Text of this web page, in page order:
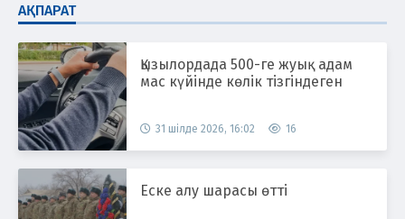
АҚПАРАТ
Қызылордада 500-ге жуық адам
мас күйінде көлік тізгіндеген
31 шілде 2026, 16:02 16
Еске алу шарасы өтті